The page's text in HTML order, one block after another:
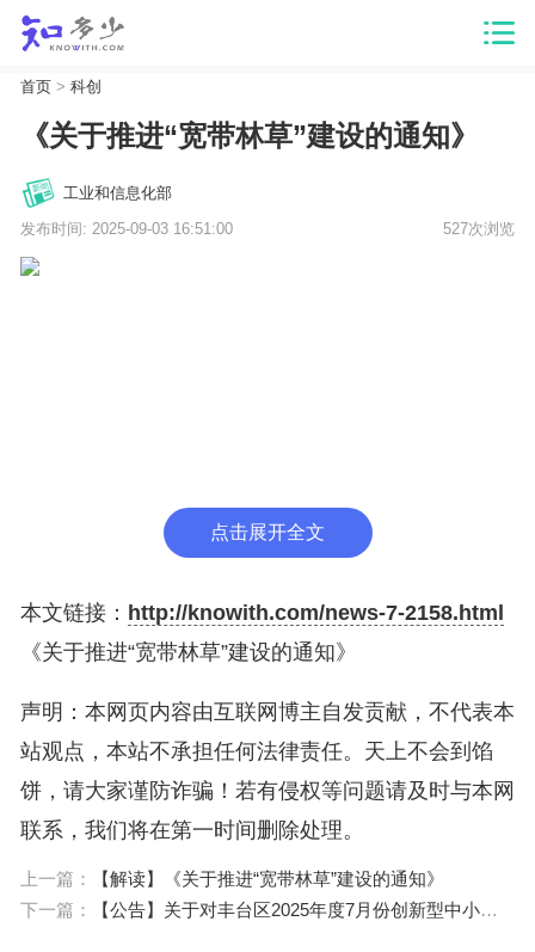
首页> 科创
《关于推进“宽带林草”建设的通知》
工业和信息化部
发布时间: 2025-09-03 16:51:00 527次浏览
点击展开全文
本文链接： http://knowith.com/news-7-2158.html
《关于推进“宽带林草”建设的通知》
声明：本网页内容由互联网博主自发贡献，不代表本
站观点，本站不承担任何法律责任。天上不会到馅
饼，请大家谨防诈骗！若有侵权等问题请及时与本网
联系，我们将在第一时间删除处理。
上一篇：
【解读】《关于推进“宽带林草”建设的通知》
下一篇：
【公告】关于对丰台区2025年度7月份创新型中小企业名单进行公告的通知